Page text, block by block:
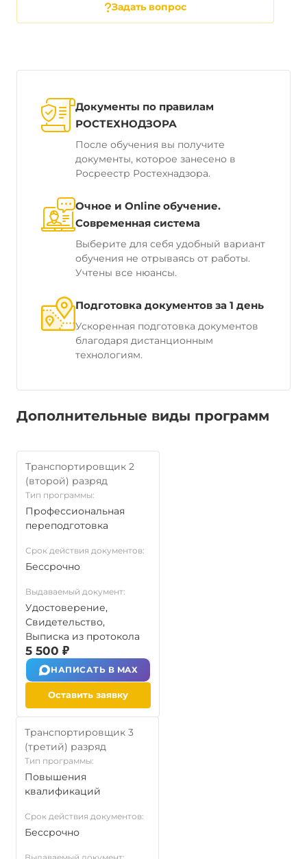
Задать вопрос
Документы по правилам
РОСТЕХНОДЗОРА
После обучения вы получите
документы, которое занесено в
Росреестр Ростехнадзора.
Очное и Online обучение.
Современная система
Выберите для себя удобный вариант
обучения не отрываясь от работы.
Учтены все нюансы.
Подготовка документов за 1 день
Ускоренная подготовка документов
благодаря дистанционным
технологиям.
Дополнительные виды программ
Транспортировщик 2
(второй) разряд
Тип программы:
Профессиональная
переподготовка
Срок действия документов:
Бессрочно
Выдаваемый документ:
Удостоверение,
Свидетельство,
Выписка из протокола
5 500 ₽
НАПИСАТЬ В MAX
Оставить заявку
Транспортировщик 3
(третий) разряд
Тип программы:
Повышения
квалификаций
Срок действия документов:
Бессрочно